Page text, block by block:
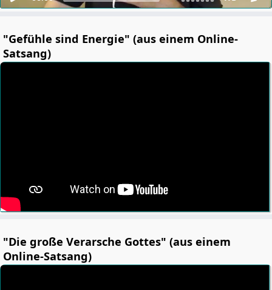
"Gefühle sind Energie" (aus einem Online-
Satsang)
"Die große Verarsche Gottes" (aus einem
Online-Satsang)